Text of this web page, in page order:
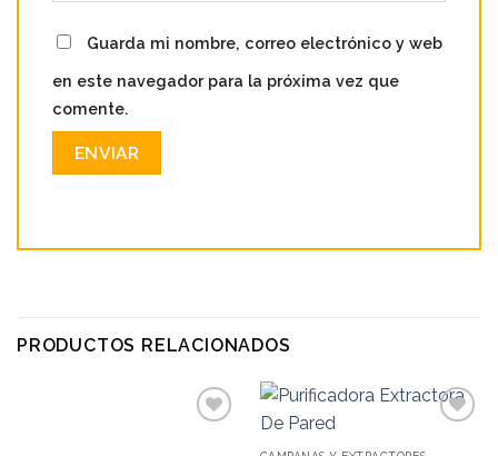
Guarda mi nombre, correo electrónico y web
en este navegador para la próxima vez que
comente.
PRODUCTOS RELACIONADOS